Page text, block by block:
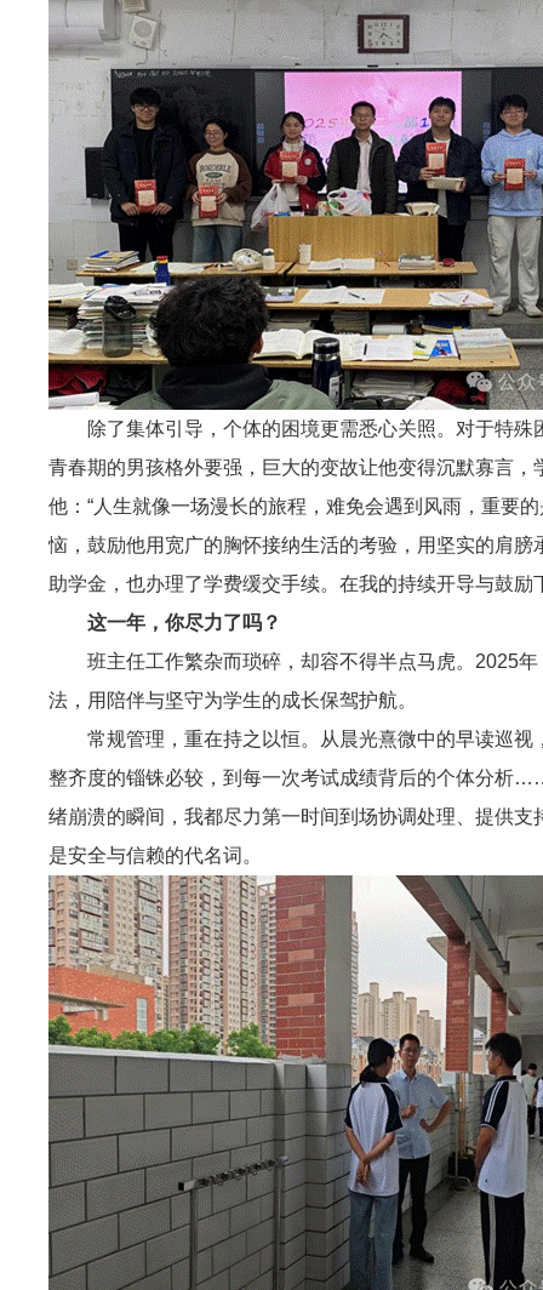
除了集体引导，个体的困境更需悉心关照。对于特
青春期的男孩格外要强，巨大的变故让他变得沉默寡言
他：“人生就像一场漫长的旅程，难免会遇到风雨，重要
恼，鼓励他用宽广的胸怀接纳生活的考验，用坚实的肩
助学金，也办理了学费缓交手续。在我的持续开导与鼓
这一年，你尽力了吗？
班主任工作繁杂而琐碎，却容不得半点马虎。2025
法，用陪伴与坚守为学生的成长保驾护航。
常规管理，重在持之以恒。从晨光熹微中的早读巡
整齐度的锱铢必较，到每一次考试成绩背后的个体分析
绪崩溃的瞬间，我都尽力第一时间到场协调处理、提供
是安全与信赖的代名词。